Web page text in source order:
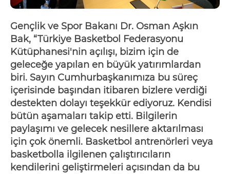
Gençlik ve Spor Bakanı Dr. Osman Aşkın
Bak, “Türkiye Basketbol Federasyonu
Kütüphanesi'nin açılışı, bizim için de
geleceğe yapılan en büyük yatırımlardan
biri. Sayın Cumhurbaşkanımıza bu süreç
içerisinde başından itibaren bizlere verdiği
destekten dolayı teşekkür ediyoruz. Kendisi
bütün aşamaları takip etti. Bilgilerin
paylaşımı ve gelecek nesillere aktarılması
için çok önemli. Basketbol antrenörleri veya
basketbolla ilgilenen çalıştırıcıların
kendilerini geliştirmeleri açısından da bu